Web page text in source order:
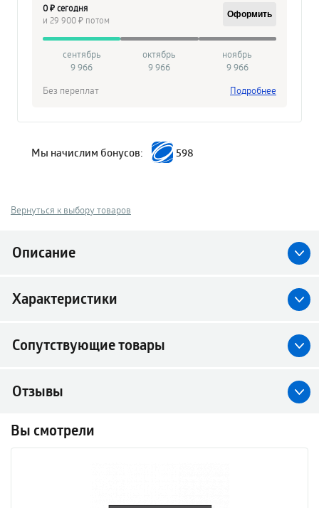
0 ₽ сегодня
и 29 900 ₽ потом
Оформить
сентябрь
9 966
октябрь
9 966
ноябрь
9 966
Без переплат
Подробнее
Мы начислим бонусов: 598
Вернуться к выбору товаров
Описание
Характеристики
Сопутствующие товары
Отзывы
Вы смотрели